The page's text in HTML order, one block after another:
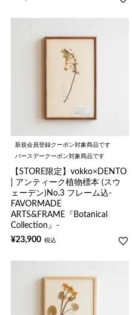
新規会員登録クーポン対象商品です
バースデークーポン対象商品です
【STORE限定】vokko×DENTO
| アンティーク植物標本 (スウ
ェーデン)No.3 フレーム込-
FAVORMADE
ARTS&FRAME『Botanical
Collection』-
¥23,900 税込